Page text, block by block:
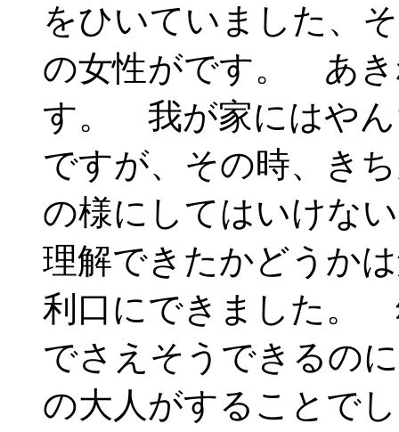
をひいていました、
の女性がです。 あき
す。 我が家にはやん
ですが、その時、き
の様にしてはいけな
理解できたかどうか
利口にできました。
でさえそうできるの
の大人がすることで